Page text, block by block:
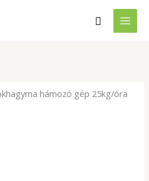
Search
hámozó gép 25kg/óra